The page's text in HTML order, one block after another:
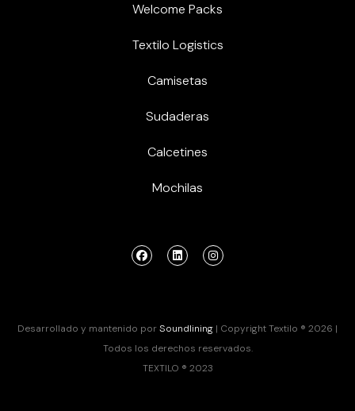
Welcome Packs
Textilo Logistics
Camisetas
Sudaderas
Calcetines
Mochilas
Desarrollado y mantenido porSoundlining | Copyright Textilo ® 2026 |
Todos los derechos reservados.
TEXTILO ® 2023